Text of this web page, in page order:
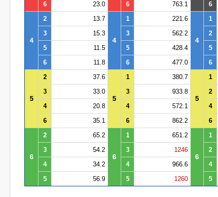
6
23.0 6 763.1 6
4
2 13.7
4
1 221.6
4
1
3
15.3 3 562.2
2
5
11.5 5 428.4
5
6
11.8 6 477.0 6
5
2 37.6
5
1 380.7
5
1
3
33.0 3 933.8
2
4
20.8 4 572.1
4
6
35.1 6 862.2 6
6
2 65.2
6
1 651.2
6
1
3
54.2 3 1246
2
4
34.2 4 966.6
4
5
56.9 5 1260 5